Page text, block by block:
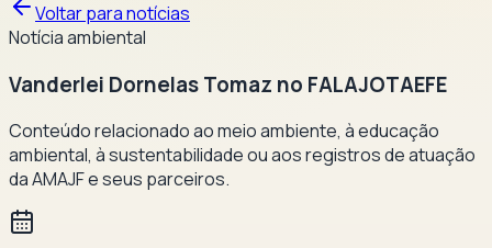
Voltar para notícias
Notícia ambiental
Vanderlei Dornelas Tomaz no FALAJOTAEFE
Conteúdo relacionado ao meio ambiente, à educação
ambiental, à sustentabilidade ou aos registros de atuação
da AMAJF e seus parceiros.